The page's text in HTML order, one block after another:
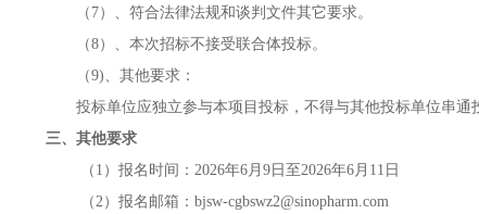
（ 7）、符合法律法规和谈判文件其它要求。
（8）、本次招标不接受联合体投标。
（9)、其他要求：
投标单位应独立参与本项目投标，不得与其他投标单位串
三、其他要求
（ 1）报名时间：2026年6月9 日至2026年6月11日
（2）报名邮箱： bjsw-cgbswz2@sinopharm.com